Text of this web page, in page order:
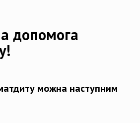
допомога
можна наступним